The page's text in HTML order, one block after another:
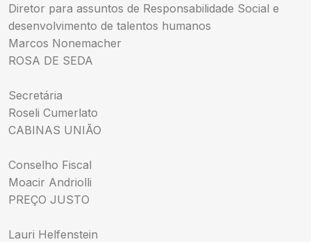
Diretor para assuntos de Responsabilidade Social e
desenvolvimento de talentos humanos
Marcos Nonemacher
ROSA DE SEDA
Secretária
Roseli Cumerlato
CABINAS UNIÃO
Conselho Fiscal
Moacir Andriolli
PREÇO JUSTO
Lauri Helfenstein